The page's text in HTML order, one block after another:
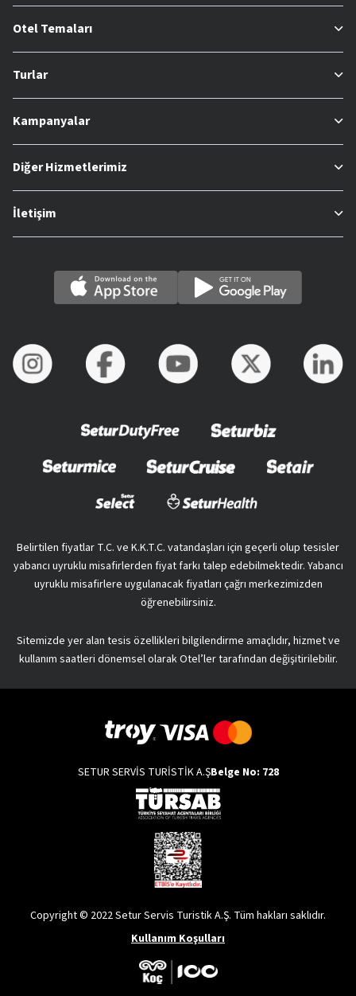
Otel Temaları
Turlar
Kampanyalar
Diğer Hizmetlerimiz
İletişim
Belirtilen fiyatlar T.C. ve K.K.T.C. vatandaşları için geçerli olup tesisler
yabancı uyruklu misafirlerden fiyat farkı talep edebilmektedir. Yabancı
uyruklu misafirlere uygulanacak fiyatları çağrı merkezimizden
öğrenebilirsiniz.
Sitemizde yer alan tesis özellikleri bilgilendirme amaçlıdır, hizmet ve
kullanım saatleri dönemsel olarak Otel’ler tarafından değişitirilebilir.
SETUR SERVİS TURİSTİK A.ŞBelge No: 728
Copyright © 2022 Setur Servis Turistik A.Ş. Tüm hakları saklıdır.
Kullanım Koşulları